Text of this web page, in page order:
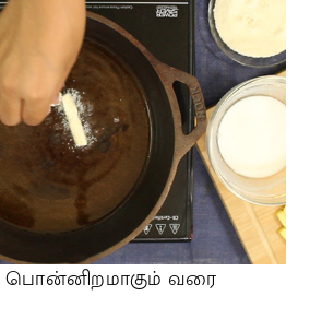
பொன்னிறமாகும் வரை